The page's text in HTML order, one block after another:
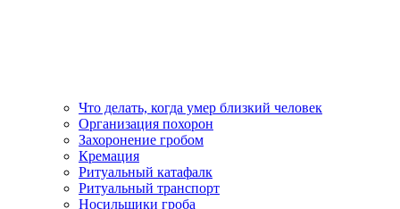
Что делать, когда умер близкий человек
Организация похорон
Захоронение гробом
Кремация
Ритуальный катафалк
Ритуальный транспорт
Носильщики гроба